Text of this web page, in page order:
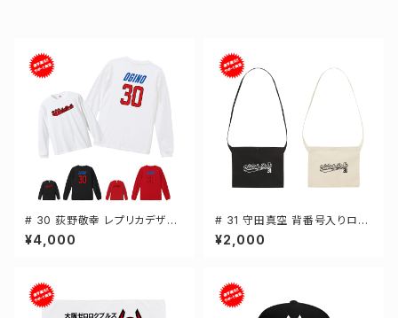
# 30 荻野敬幸 レプリカデザイ
ン 3カラー 選手還元 長袖Tシャ
ツ S-XXLサイズ 501101
¥4,000
# 31 守田真空 背番号入りロゴ
キャンバスサコッシュ 選手還元
2カラー 001461
¥2,000